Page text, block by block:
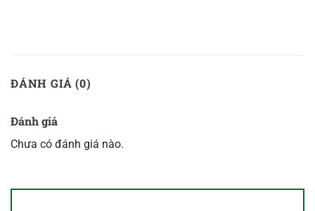
ĐÁNH GIÁ (0)
Đánh giá
Chưa có đánh giá nào.